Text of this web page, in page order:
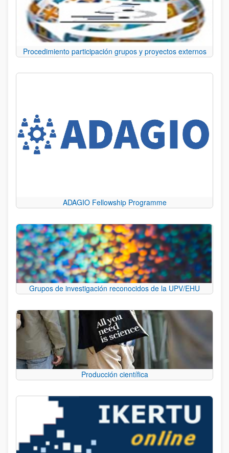
Procedimiento participación grupos y proyectos externos
ADAGIO Fellowship Programme
Grupos de investigación reconocidos de la UPV/EHU
Producción científica